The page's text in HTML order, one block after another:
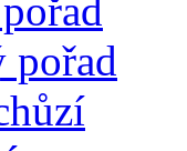
pořad